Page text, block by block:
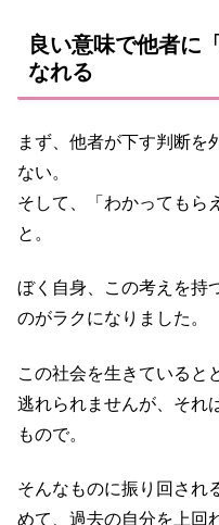
良い意味で他者に
なれる
まず、他者が下す判断を
ない。
そして、「わかってもら
と。
ぼく自身、この考えを持
のがラクになりました。
この社会を生きていると
逃れられませんが、それ
もので。
そんなものに振り回され
めて、過去の自分を上回